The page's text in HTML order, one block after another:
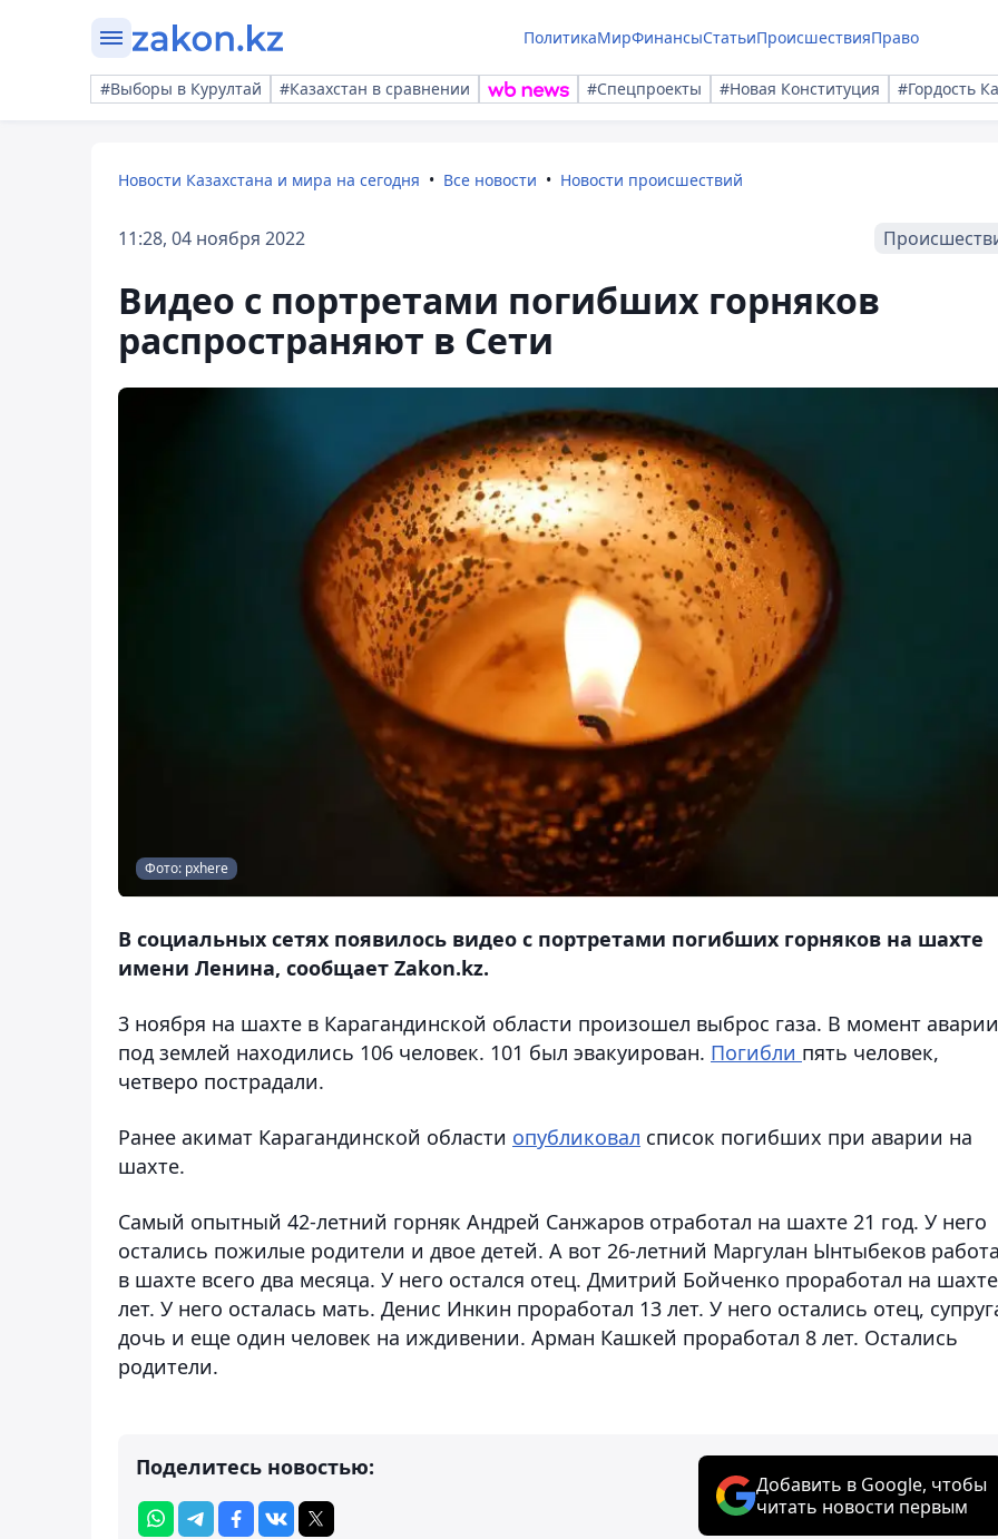
ПолитикаМирФинансыСтатьиПроисшествияПраво
#Выборы в Курултай #Казахстан в сравнении #Спецпроекты #Новая Конституция #Гордость
Новости Казахстана и мира на сегодня Все новости Новости происшествий
11:28, 04 ноября 2022
Видео с портретами погибших горняков
распространяют в Сети
Фото: pxhere
В социальных сетях появилось видео с портретами погибших горняков на шахте
имени Ленина, сообщает Zakon.kz.
3 ноября на шахте в Карагандинской области произошел выброс газа. В момент аварии
под землей находились 106 человек. 101 был эвакуирован. Погибли пять человек,
четверо пострадали.
Ранее акимат Карагандинской области опубликовал список погибших при аварии на
шахте.
Самый опытный 42-летний горняк Андрей Санжаров отработал на шахте 21 год. У него
остались пожилые родители и двое детей. А вот 26-летний Маргулан Ынтыбеков
в шахте всего два месяца. У него остался отец. Дмитрий Бойченко проработал на
лет. У него осталась мать. Денис Инкин проработал 13 лет. У него остались отец,
дочь и еще один человек на иждивении. Арман Кашкей проработал 8 лет. Остались
родители.
Поделитесь новостью:
Добавить в Google, чтобы
читать новости первым